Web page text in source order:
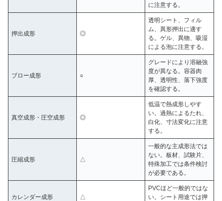
に注意する。
押出成形 ◎
透明シート、フィル
ム、異形押出に適す
る。ゲル、異物、吸湿
による泡に注意する。
ブロー成形 ○
グレードにより溶融強
度が異なる。容器肉
厚、透明性、落下強度
を確認する。
真空成形・圧空成形 ◎
低温で熱成形しやす
い。過熱によるたれ、
白化、寸法変化に注意
する。
圧縮成形 △
一般的な主成形法では
ない。板材、試験片、
特殊加工では条件検討
が必要である。
カレンダー成形 △
PVCほど一般的ではな
い。シート用途では押